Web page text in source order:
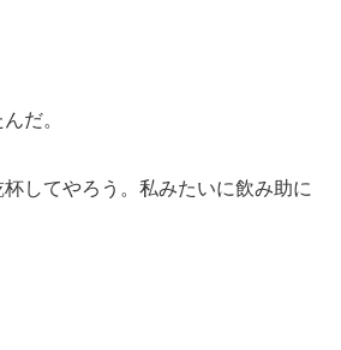
だ。
してやろう。私みたいに飲み助に